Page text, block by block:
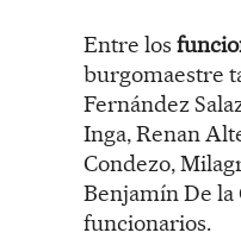
Entre los
burgomaestre
Fernández
Inga, Renan
Condezo,
Benjamín De la
funcionarios.